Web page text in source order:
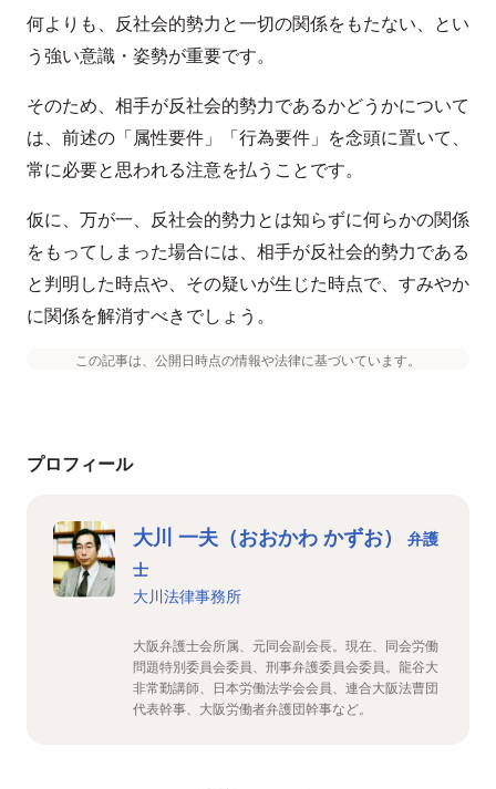
何よりも、反社会的勢力と一切の関係をもたない、とい
う強い意識・姿勢が重要です。
そのため、相手が反社会的勢力であるかどうかについて
は、前述の「属性要件」「行為要件」を念頭に置いて、
常に必要と思われる注意を払うことです。
仮に、万が一、反社会的勢力とは知らずに何らかの関係
をもってしまった場合には、相手が反社会的勢力である
と判明した時点や、その疑いが生じた時点で、すみやか
に関係を解消すべきでしょう。
この記事は、公開日時点の情報や法律に基づいています。
プロフィール
大川 一夫（おおかわ かずお）
弁護
士
大川法律事務所
大阪弁護士会所属、元同会副会長。現在、同会労働
問題特別委員会委員、刑事弁護委員会委員。龍谷大
非常勤講師、日本労働法学会会員、連合大阪法曹団
代表幹事、大阪労働者弁護団幹事など。